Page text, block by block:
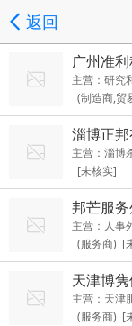
返回
广州准
主营：研究
发，货物进
(制造商,贸
淄博正
主营：淄博
[未核实]
邦芒服
主营：人事
务外包、
期用工
(服务商) [
天津博
主营：天津
手表进口报
(服务商) [